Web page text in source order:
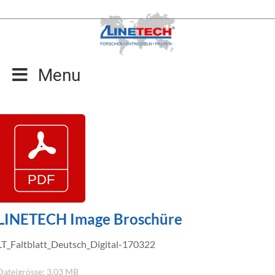
Inhalt
Menu
Image Broschüre
170322
3.03 MB